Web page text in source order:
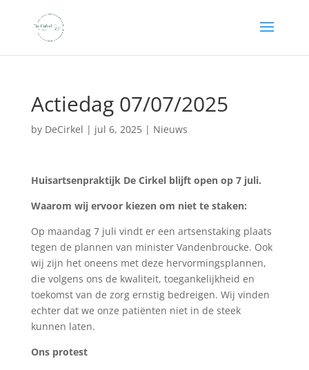
Actiedag 07/07/2025
by DeCirkel | jul 6, 2025| Nieuws
Huisartsenpraktijk De Cirkel blijft open op 7 juli.
Waarom wij ervoor kiezen om niet te staken:
Op maandag 7 juli vindt er een artsenstaking plaats
tegen de plannen van minister Vandenbroucke. Ook
wij zijn het oneens met deze hervormingsplannen,
die volgens ons de kwaliteit, toegankelijkheid en
toekomst van de zorg ernstig bedreigen. Wij vinden
echter dat we onze patiënten niet in de steek
kunnen laten.
Ons protest